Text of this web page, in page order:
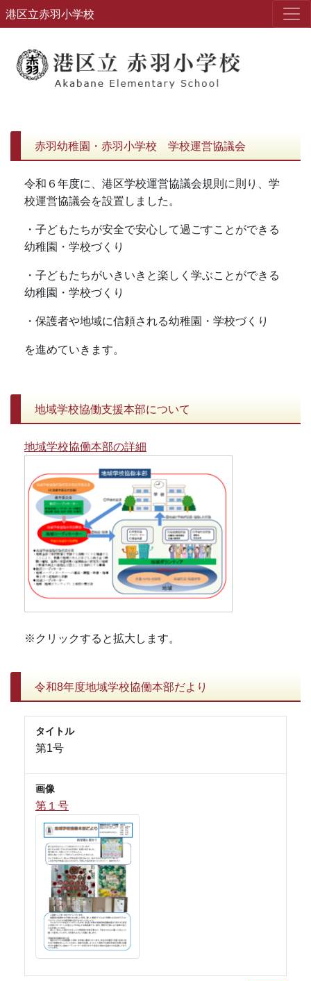
港区立赤羽小学校
赤羽幼稚園・赤羽小学校 学校運営協議会
令和６年度に、港区学校運営協議会規則に則り、学
校運営協議会を設置しました。
・子どもたちが安全で安心して過ごすことができる
幼稚園・学校づくり
・子どもたちがいきいきと楽しく学ぶことができる
幼稚園・学校づくり
・保護者や地域に信頼される幼稚園・学校づくり
を進めていきます。
地域学校協働支援本部について
地域学校協働本部の詳細
※クリックすると拡大します。
令和8年度地域学校協働本部だより
タイトル
第1号
画像
第１号